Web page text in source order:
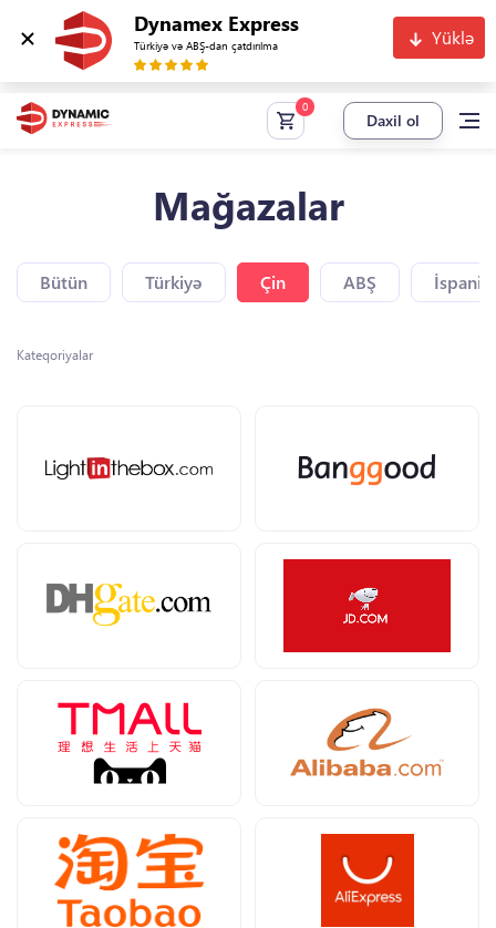
Dynamex Express
Türkiyə və ABŞ-dan çatdırılma Yüklə
Daxil ol
Mağazalar
Bütün Türkiyə Çin ABŞ
Kateqoriyalar